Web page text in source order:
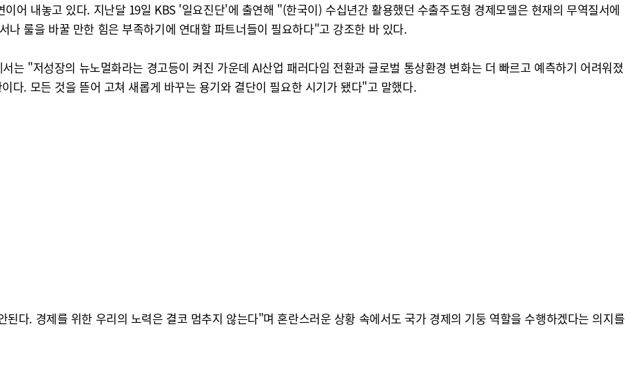
어 내놓고 있다. 지난달 19일 KBS '일요진단'에 출연해 "(한국이) 수십년간 활용했던 수출주도형 경제모델은 현재의 무역질서에
룰을 바꿀 만한 힘은 부족하기에 연대할 파트너들이 필요하다"고 강조한 바 있다.
는 "저성장의 뉴노멀화라는 경고등이 켜진 가운데 AI산업 패러다임 전환과 글로벌 통상환경 변화는 더 빠르고 예측하기 어려워졌
다. 모든 것을 뜯어 고쳐 새롭게 바꾸는 용기와 결단이 필요한 시기가 됐다"고 말했다.
다. 경제를 위한 우리의 노력은 결코 멈추지 않는다"며 혼란스러운 상황 속에서도 국가 경제의 기둥 역할을 수행하겠다는 의지를